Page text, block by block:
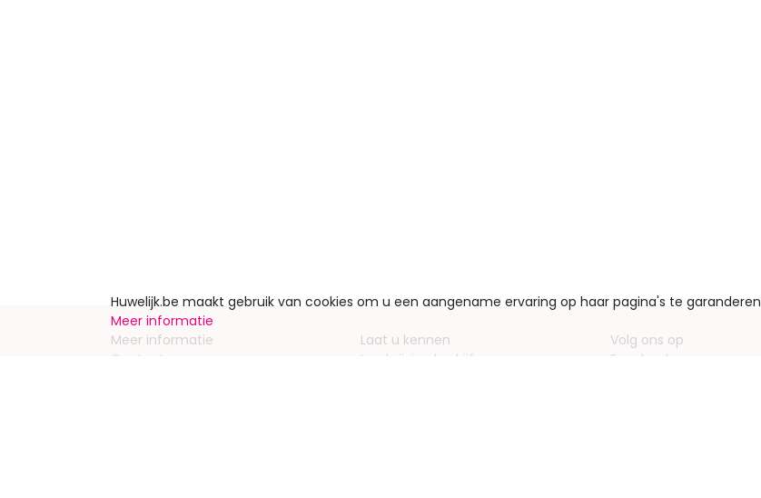
Meer informatie
Contacteer ons
Laat u kennen
Inschrijving bedrijf
Volg ons op
Facebook
Huwelijk.be maakt gebruik van cookies om u een aangename ervaring op haar pagina's te garanderen
Meer informatie